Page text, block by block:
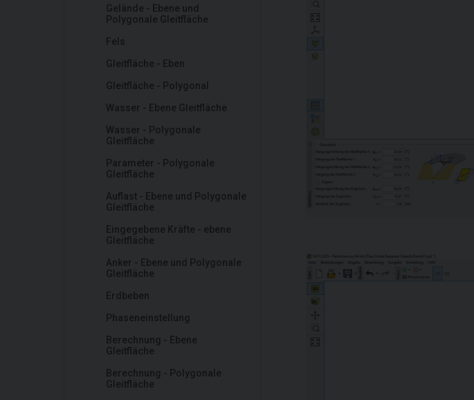
Gelände - Ebene und
Polygonale Gleitfläche
Fels
Gleitfläche - Eben
Gleitfläche - Polygonal
Wasser - Ebene Gleitfläche
Wasser - Polygonale
Gleitfläche
Parameter - Polygonale
Gleitfläche
Auflast - Ebene und Polygonale
Gleitfläche
Eingegebene Kräfte - ebene
Gleitfläche
Anker - Ebene und Polygonale
Gleitfläche
Erdbeben
Phaseneinstellung
Berechnung - Ebene
Gleitfläche
Berechnung - Polygonale
Gleitfläche